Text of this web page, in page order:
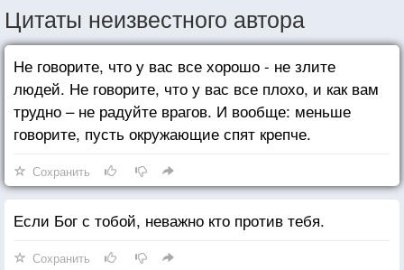
Цитаты неизвестного автора
Не говорите, что у вас все хорошо - не злите
людей. Не говорите, что у вас все плохо, и как вам
трудно – не радуйте врагов. И вообще: меньше
говорите, пусть окружающие спят крепче.
Сохранить
Если Бог с тобой, неважно кто против тебя.
Сохранить